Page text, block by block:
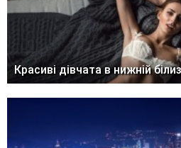
Красиві дівчата в нижній